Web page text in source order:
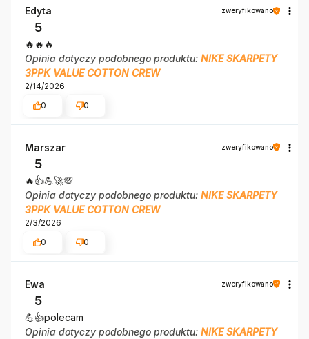
Edyta zweryfikowano
5
🔥🔥🔥
Opinia dotyczy podobnego produktu: NIKE SKARPETY
3PPK VALUE COTTON CREW
2/14/2026
0
0
Marszar zweryfikowano
5
🔥👍️💪🚀💯
Opinia dotyczy podobnego produktu: NIKE SKARPETY
3PPK VALUE COTTON CREW
2/3/2026
0
0
Ewa zweryfikowano
5
💪👍️polecam
Opinia dotyczy podobnego produktu: NIKE SKARPETY